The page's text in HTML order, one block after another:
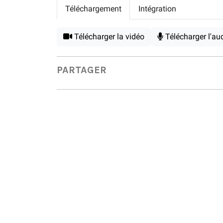
Téléchargement Intégration
Télécharger la vidéo Télécharger
PARTAGER